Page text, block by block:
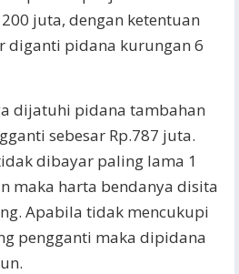
juta, dengan ketentuan
diganti pidana kurungan 6
dijatuhi pidana tambahan
sebesar Rp.787 juta.
dibayar paling lama 1
maka harta bendanya disita
Apabila tidak mencukupi
pengganti maka dipidana